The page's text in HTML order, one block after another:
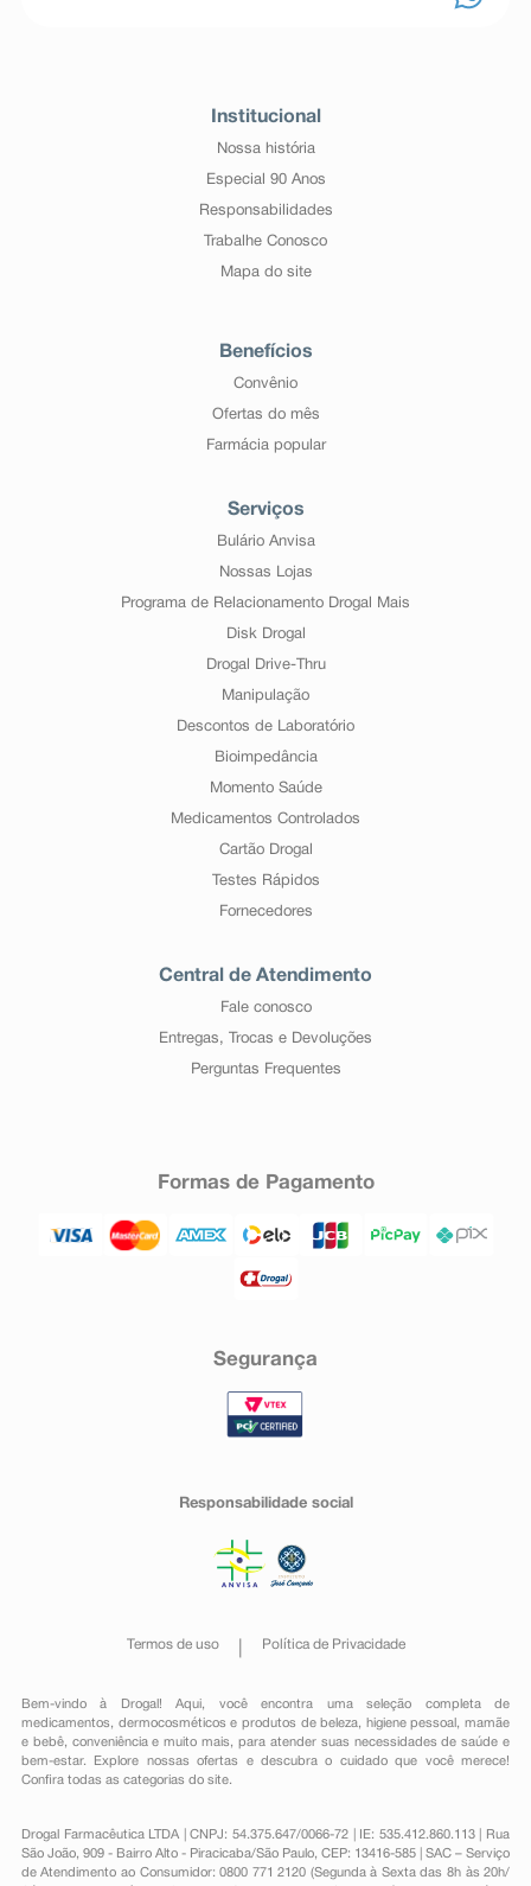
Institucional
Nossa história
Especial 90 Anos
Responsabilidades
Trabalhe Conosco
Mapa do site
Benefícios
Convênio
Ofertas do mês
Farmácia popular
Serviços
Bulário Anvisa
Nossas Lojas
Programa de Relacionamento Drogal Mais
Disk Drogal
Drogal Drive-Thru
Manipulação
Descontos de Laboratório
Bioimpedância
Momento Saúde
Medicamentos Controlados
Cartão Drogal
Testes Rápidos
Fornecedores
Central de Atendimento
Fale conosco
Entregas, Trocas e Devoluções
Perguntas Frequentes
Formas de Pagamento
Segurança
Responsabilidade social
Termos de uso Política de Privacidade
Bem-vindo à Drogal! Aqui, você encontra uma seleção completa de
medicamentos , dermocosméticos e produtos de beleza, higiene pessoal ,mamãe
e bebê, conveniênciae muito mais, para atender suas necessidades de saúde e
bem-estar. Explore nossas ofertas e descubra o cuidado que você merece!
Confira todas as categorias do site.
Drogal Farmacêutica LTDA | CNPJ: 54.375.647/0066-72 | IE: 535.412.860.113 | Rua
São João, 909 - Bairro Alto - Piracicaba/São Paulo, CEP: 13416-585 | SAC – Serviço
de Atendimento ao Consumidor: 0800 771 2120 (Segunda à Sexta das 8h às 20h/